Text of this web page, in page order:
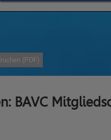
(PDF)
BAVC